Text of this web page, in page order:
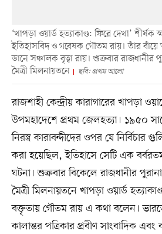
‘খাপড়া ওয়ার্ড হত্যাকাণ্ড: ফিরে দেখা’ শীর্ষক
ইতিহাসবিদ ও গবেষক গৌতম রায়। তাঁর
ডানে সঞ্চালক বৃত্বা রায়। শুক্রবার রাজধানীর
মৈত্রী মিলনায়তনে
ছবি: প্রথম আলো
রাজশাহী কেন্দ্রীয় কারাগারের খাপড়া
উপমহাদেশে প্রথম জেলহত্যা। ১৯৫০
নিরস্ত্র কারাবন্দীদের ওপর যে নির্বিচার
করা হয়েছিল, ইতিহাসে সেটি এক
ঘটনা। শুক্রবার বিকেলে রাজধানীর
মৈত্রী মিলনায়তনে খাপড়া ওয়ার্ড
বক্তৃতায় গৌতম রায় এ কথা বলেন।
কালান্তর পত্রিকার প্রবীণ সাংবাদিক এবং